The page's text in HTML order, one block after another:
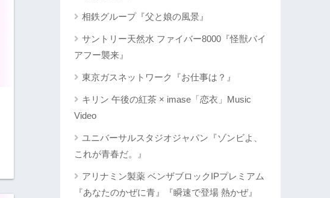
相鉄グループ『父と娘の風景』
サントリー天然水 ファイバー8000『怪獣バイ
アフー襲来』
東京ガスネットワーク『お仕事は？』
キリン 午後の紅茶 × imase「恋衣」Music
Video
ユニバーサルスタジオジャパン『ゾンビよ、
これが青春だ。』
アリナミン製薬 ベンザブロックIPプレミアム
『あなたのかぜに青』『瞬速で登場 熱かぜ』